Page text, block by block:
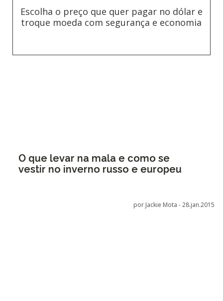
Escolha o preço que quer pagar no dólar e
troque moeda com segurança e economia
O que levar na mala e como se
vestir no inverno russo e europeu
por Jackie Mota -28.jan.2015